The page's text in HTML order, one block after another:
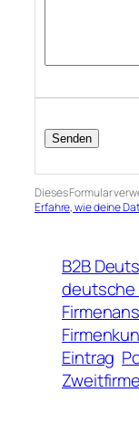
Dieses Formular
Erfahre, wie deine
B2B
deutsche
Eintrag